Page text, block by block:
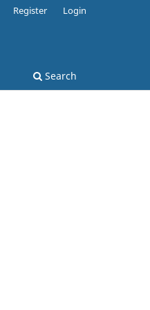
Search
Register Login